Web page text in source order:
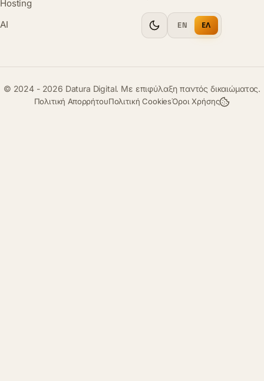
Hosting
AI
EN ΕΛ
© 2024 - 2026 Datura Digital. Με επιφύλαξη παντός δικαιώματος.
Πολιτική ΑπορρήτουΠολιτική CookiesΌροι Χρήσης